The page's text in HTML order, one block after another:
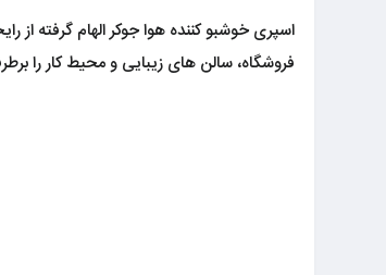
اسپری خوشبو کننده هوا جوکر الهام گرفته
فروشگاه، سالن های زیبایی و محیط کار را